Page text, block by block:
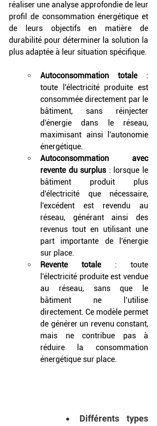
réaliser une analyse approfondie de leur
profil de consommation énergétique et
de leurs objectifs en matière de
durabilité pour déterminer la solution la
plus adaptée à leur situation spécifique.
Autoconsommation totale :
toute l'électricité produite est
consommée directement par le
bâtiment, sans réinjecter
d'énergie dans le réseau,
maximisant ainsi l'autonomie
énergétique.
Autoconsommation avec
revente du surplus : lorsque le
bâtiment produit plus
d'électricité que nécessaire,
l'excédent est revendu au
réseau, générant ainsi des
revenus tout en utilisant une
part importante de l'énergie
sur place.
Revente totale : toute
l'électricité produite est vendue
au réseau, sans que le
bâtiment ne l’utilise
directement. Ce modèle permet
de générer un revenu constant,
mais ne contribue pas à
réduire la consommation
énergétique sur place.
Différents types